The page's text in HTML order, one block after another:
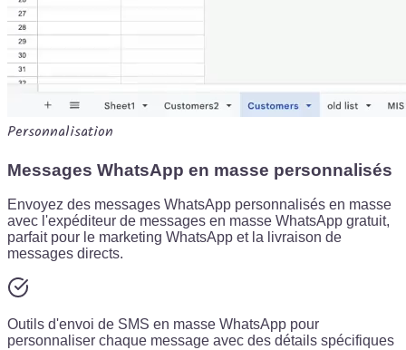
Personnalisation
Messages WhatsApp en masse personnalisés
Envoyez des messages WhatsApp personnalisés en masse
avec l'expéditeur de messages en masse WhatsApp gratuit,
parfait pour le marketing WhatsApp et la livraison de
messages directs.
Outils d'envoi de SMS en masse WhatsApp pour
personnaliser chaque message avec des détails spécifiques